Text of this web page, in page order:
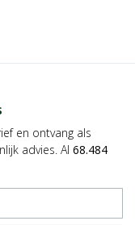
en ontvang als
advies. Al 68.484